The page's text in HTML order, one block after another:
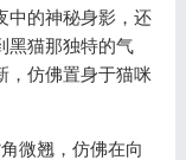
中的神秘身影，还
黑猫那独特的气
，仿佛置身于猫咪
微翘，仿佛在向